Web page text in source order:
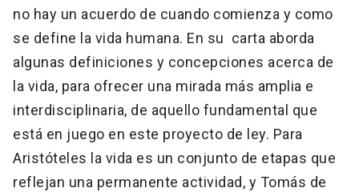
no hay un acuerdo de cuando comienza y como
se define la vida humana. En su carta aborda
algunas definiciones y concepciones acerca de
la vida, para ofrecer una mirada más amplia e
interdisciplinaria, de aquello fundamental que
está en juego en este proyecto de ley. Para
Aristóteles la vida es un conjunto de etapas que
reflejan una permanente actividad, y Tomás de